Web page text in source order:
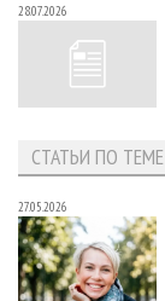
28.07.2026
СТАТЬИ ПО ТЕМЕ
27.05.2026